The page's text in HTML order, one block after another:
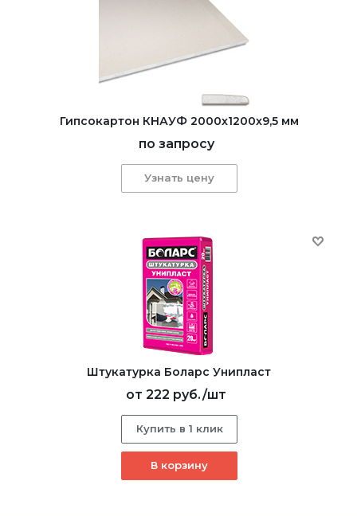
Гипсокартон КНАУФ 2000x1200x9,5 мм
по запросу
Узнать цену
Штукатурка Боларс Унипласт
от 222 руб./шт
Купить в 1 клик
В корзину